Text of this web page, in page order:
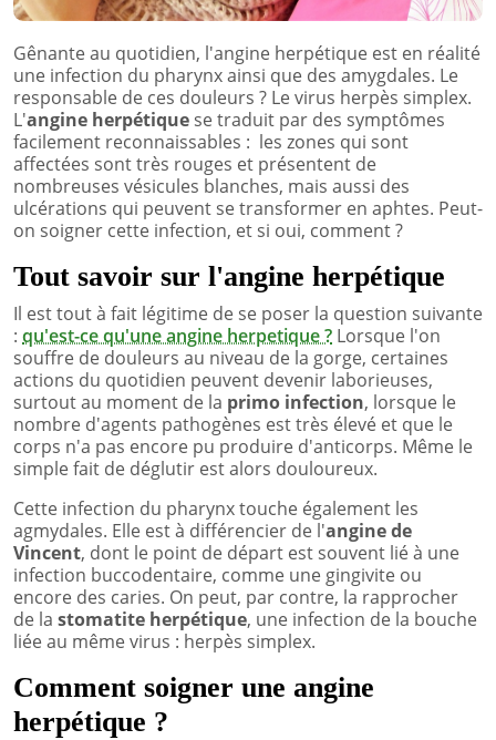
Gênante au quotidien, l'angine herpétique est en réalité
une infection du pharynx ainsi que des amygdales. Le
responsable de ces douleurs ? Le virus herpès simplex.
L'angine herpétique se traduit par des symptômes
facilement reconnaissables : les zones qui sont
affectées sont très rouges et présentent de
nombreuses vésicules blanches, mais aussi des
ulcérations qui peuvent se transformer en aphtes. Peut-
on soigner cette infection, et si oui, comment ?
Tout savoir sur l'angine herpétique
Il est tout à fait légitime de se poser la question suivante
: qu'est-ce qu'une angine herpetique ? Lorsque l'on
souffre de douleurs au niveau de la gorge, certaines
actions du quotidien peuvent devenir laborieuses,
surtout au moment de la primo infection, lorsque le
nombre d'agents pathogènes est très élevé et que le
corps n'a pas encore pu produire d'anticorps. Même le
simple fait de déglutir est alors douloureux.
Cette infection du pharynx touche également les
agmydales. Elle est à différencier de l'angine de
Vincent, dont le point de départ est souvent lié à une
infection buccodentaire, comme une gingivite ou
encore des caries. On peut, par contre, la rapprocher
de la stomatite herpétique, une infection de la bouche
liée au même virus : herpès simplex.
Comment soigner une angine
herpétique ?